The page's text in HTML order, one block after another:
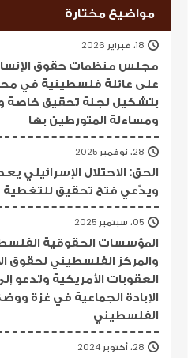
مواضيع مختارة
18، فبراير 2026
مجلس منظمات حقوق الإنسان
على عائلة فلسطينية في
بتشكيل لجنة تحقيق خاصة
ومساءلة المتورطين بها
28، نوفمبر 2025
الحق: الاحتلال الإسرائيلي
ويدّعي فتح تحقيق للتغطية
05، سبتمبر 2025
المؤسسات الحقوقية
والمركز الفلسطيني لحقوق
العقوبات الأمريكية وتدعو
الإبادة الجماعية في غزة
الفلسطيني
28، أكتوبر 2024